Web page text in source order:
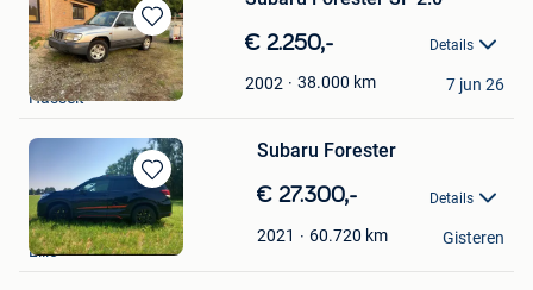
Bewaren
in
Mijn
Favorieten
€ 2.250,- Details
2002 38.000 km
Andre
Hasselt
7 jun 26
Bewaren
in
Mijn
Favorieten
Subaru Forester
€ 27.300,- Details
2021 60.720 km
Fallen Angel
Lille
Gisteren